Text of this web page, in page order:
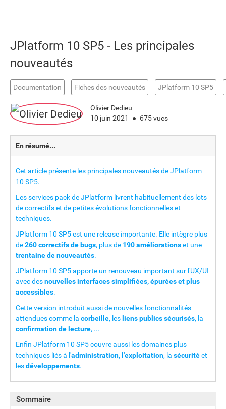
JPlatform 10 SP5 - Les principales
nouveautés
Documentation Fiches des nouveautés JPlatform 10 SP5
Olivier Dedieu
10 juin 2021
675 vues
En résumé...
Cet article présente les principales nouveautés de JPlatform
10 SP5.
Les services pack de JPlatform livrent habituellement des lots
de correctifs et de petites évolutions fonctionnelles et
techniques.
JPlatform 10 SP5 est une release importante. Elle intègre plus
de260 correctifs de bugs, plus de 190 améliorationset une
trentaine de nouveautés.
JPlatform 10 SP5 apporte un renouveau important sur l'UX/UI
avec desnouvelles interfaces simplifiées, épurées et plus
accessibles.
Cette version introduit aussi de nouvelles fonctionnalités
attendues comme la corbeille, les liens publics sécurisés, la
confirmation de lecture, ...
Enfin JPlatform 10 SP5 couvre aussi les domaines plus
techniques liés à l'administration, l'exploitation, la sécuritéet
lesdéveloppements.
Sommaire